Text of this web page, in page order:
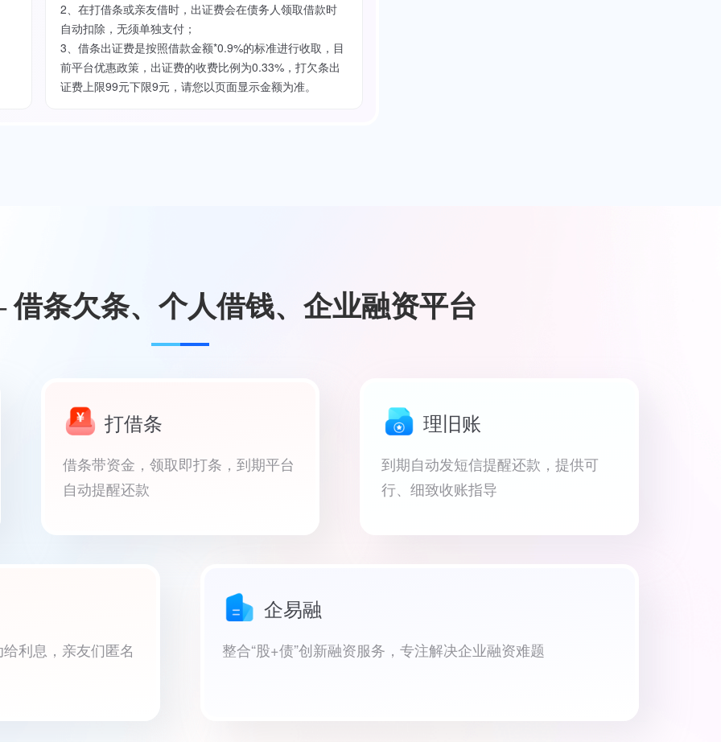
2、在打借条或亲友借时，出证费会在债务人领取借款时
自动扣除，无须单独支付；
3、借条出证费是按照借款金额*0.9%的标准进行收取，目
前平台优惠政策，出证费的收费比例为0.33%，打欠条出
证费上限99元下限9元，请您以页面显示金额为准。
条欠条、个人借钱、企业融资平台
打借条
借条带资金，领取即打条，到期平台
自动提醒还款
理旧账
到期自动发短信提醒还款，提供可
行、细致收账指导
利息，亲友们匿名
企易融
整合“股+债”创新融资服务，专注解决企业融资难题